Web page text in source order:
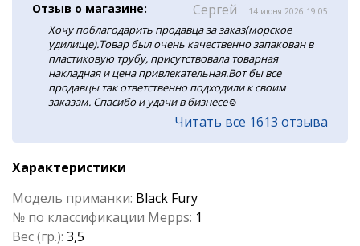
Отзыв о магазине: Сергей 14 июня 2026 19:05
Хочу поблагодарить продавца за заказ(морское
удилище).Товар был очень качественно запакован в
пластиковую трубу, присутствовала товарная
накладная и цена привлекательная.Вот бы все
продавцы так ответственно подходили к своим
заказам. Спасибо и удачи в бизнесе☺️
Читать все 1613 отзыва
Характеристики
Модель приманки: Black Fury
№ по классификации Mepps: 1
Вес (гр.): 3,5